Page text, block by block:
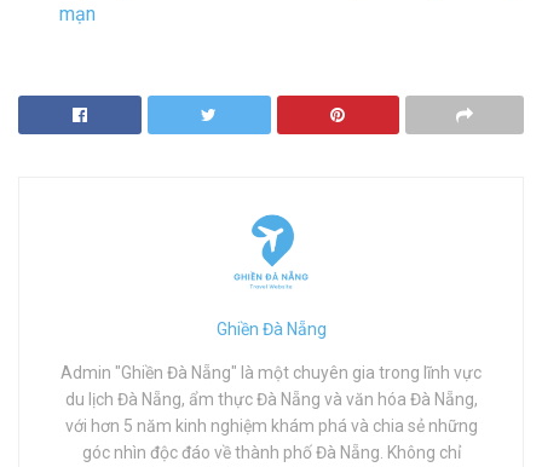
mạn
Ghiền Đà Nẵng
Admin "Ghiền Đà Nẵng" là một chuyên gia trong lĩnh vực
du lịch Đà Nẵng, ẩm thực Đà Nẵng và văn hóa Đà Nẵng,
với hơn 5 năm kinh nghiệm khám phá và chia sẻ những
góc nhìn độc đáo về thành phố Đà Nẵng. Không chỉ